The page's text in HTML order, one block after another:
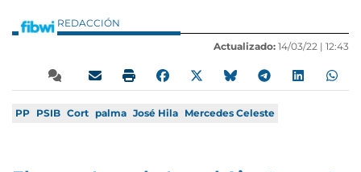
REDACCIÓN
Actualizado: 14/03/22 | 12:43
PP PSIB Cort palma José Hila Mercedes Celeste